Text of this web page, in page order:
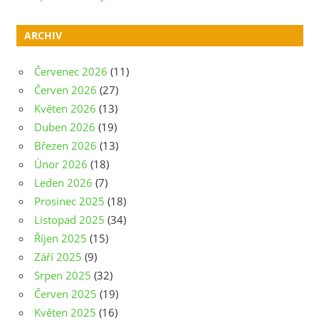
ARCHIV
Červenec 2026 (11)
Červen 2026 (27)
Květen 2026 (13)
Duben 2026 (19)
Březen 2026 (13)
Únor 2026 (18)
Leden 2026 (7)
Prosinec 2025 (18)
Listopad 2025 (34)
Říjen 2025 (15)
Září 2025 (9)
Srpen 2025 (32)
Červen 2025 (19)
Květen 2025 (16)